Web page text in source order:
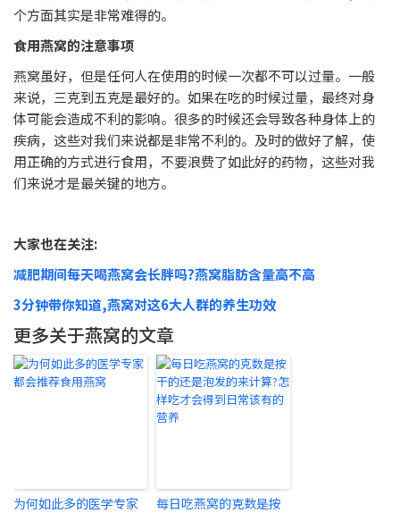
个方面其实是非常难得的。
食用燕窝的注意事项
燕窝虽好，但是任何人在使用的时候一次都不可以过量。一般
来说，三克到五克是最好的。如果在吃的时候过量，最终对身
体可能会造成不利的影响。很多的时候还会导致各种身体上的
疾病，这些对我们来说都是非常不利的。及时的做好了解，使
用正确的方式进行食用，不要浪费了如此好的药物，这些对我
们来说才是最关键的地方。
大家也在关注:
减肥期间每天喝燕窝会长胖吗?燕窝脂肪含量高不高
3分钟带你知道,燕窝对这6大人群的养生功效
更多关于燕窝的文章
为何如此多的医学专家
每日吃燕窝的克数是按